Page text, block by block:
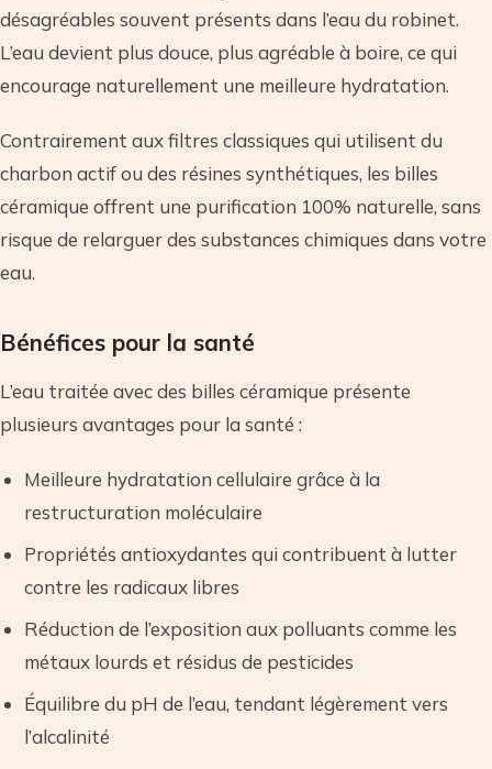
désagréables souvent présents dans l’eau du robinet.
L’eau devient plus douce, plus agréable à boire, ce qui
encourage naturellement une meilleure hydratation.
Contrairement aux filtres classiques qui utilisent du
charbon actif ou des résines synthétiques, les billes
céramique offrent une purification 100% naturelle, sans
risque de relarguer des substances chimiques dans votre
eau.
Bénéfices pour la santé
L’eau traitée avec des billes céramique présente
plusieurs avantages pour la santé :
Meilleure hydratation cellulaire grâce à la
restructuration moléculaire
Propriétés antioxydantes qui contribuent à lutter
contre les radicaux libres
Réduction de l’exposition aux polluants comme les
métaux lourds et résidus de pesticides
Équilibre du pH de l’eau, tendant légèrement vers
l’alcalinité